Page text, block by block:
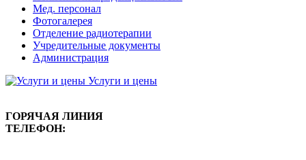
Мед. персонал
Фотогалерея
Отделение радиотерапии
Учредительные документы
Администрация
Услуги и цены
ГОРЯЧАЯ ЛИНИЯ
ТЕЛЕФОН: